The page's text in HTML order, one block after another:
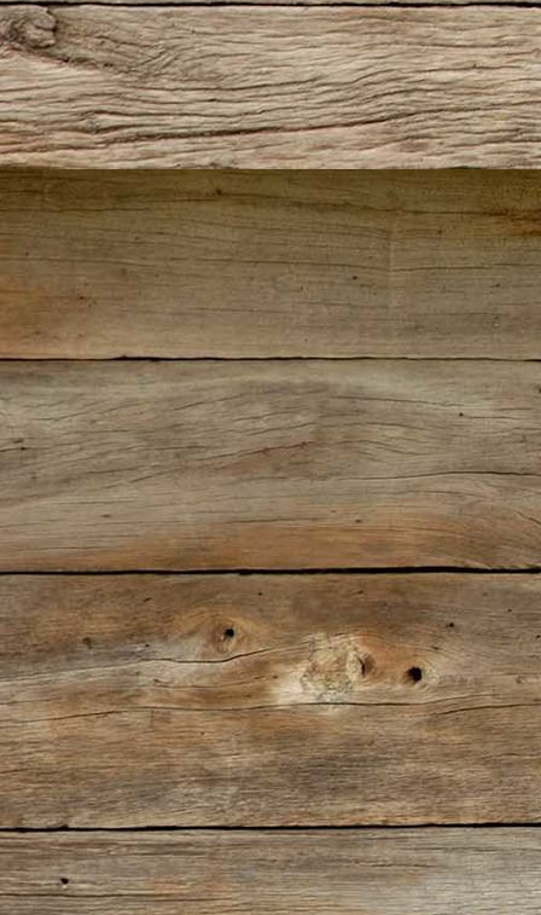
KimBundesjugendsieger